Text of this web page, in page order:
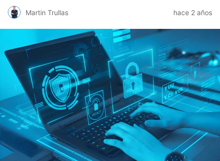
Martin Trullas hace 2 años